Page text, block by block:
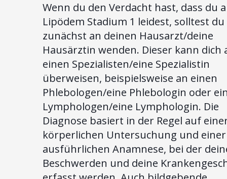
Wenn du den Verdacht hast, dass du
Lipödem Stadium 1 leidest, solltest du
zunächst an deinen Hausarzt/deine
Hausärztin wenden. Dieser kann dich
einen Spezialisten/eine Spezialistin
überweisen, beispielsweise an einen
Phlebologen/eine Phlebologin oder
Lymphologen/eine Lymphologin. Die
Diagnose basiert in der Regel auf
körperlichen Untersuchung und einer
ausführlichen Anamnese, bei der
Beschwerden und deine